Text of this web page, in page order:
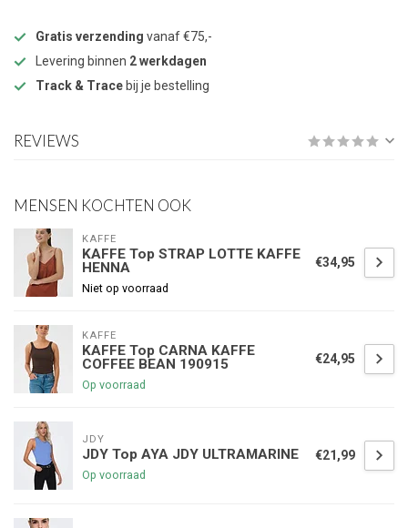
Gratis verzending vanaf €75,-
Levering binnen 2 werkdagen
Track & Trace bij je bestelling
REVIEWS
MENSEN KOCHTEN OOK
KAFFE
KAFFE Top STRAP LOTTE KAFFE
HENNA
Niet op voorraad
€34,95
KAFFE
KAFFE Top CARNA KAFFE
COFFEE BEAN 190915
Op voorraad
€24,95
JDY
JDY Top AYA JDY ULTRAMARINE
Op voorraad
€21,99